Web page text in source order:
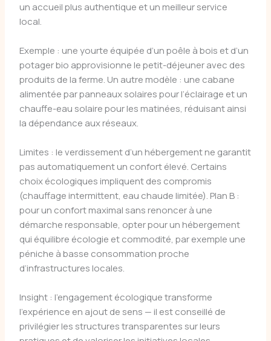
un accueil plus authentique et un meilleur service
local.
Exemple : une yourte équipée d’un poêle à bois et d’un
potager bio approvisionne le petit-déjeuner avec des
produits de la ferme. Un autre modèle : une cabane
alimentée par panneaux solaires pour l’éclairage et un
chauffe-eau solaire pour les matinées, réduisant ainsi
la dépendance aux réseaux.
Limites : le verdissement d’un hébergement ne garantit
pas automatiquement un confort élevé. Certains
choix écologiques impliquent des compromis
(chauffage intermittent, eau chaude limitée). Plan B :
pour un confort maximal sans renoncer à une
démarche responsable, opter pour un hébergement
qui équilibre écologie et commodité, par exemple une
péniche à basse consommation proche
d’infrastructures locales.
Insight : l’engagement écologique transforme
l’expérience en ajout de sens — il est conseillé de
privilégier les structures transparentes sur leurs